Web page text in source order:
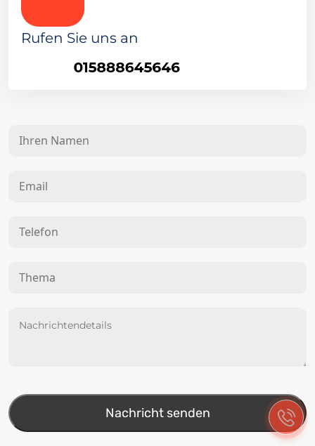
Rufen Sie uns an